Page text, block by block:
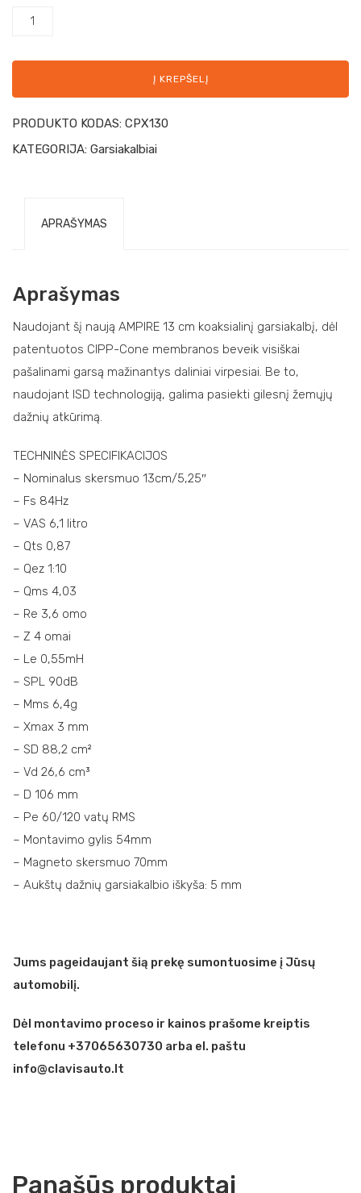
Į KREPŠELĮ
PRODUKTO KODAS: CPX130
KATEGORIJA: Garsiakalbiai
APRAŠYMAS
Aprašymas
Naudojant šį naują AMPIRE 13 cm koaksialinį garsiakalbį, dėl
patentuotos CIPP-Cone membranos beveik visiškai
pašalinami garsą mažinantys daliniai virpesiai. Be to,
naudojant ISD technologiją, galima pasiekti gilesnį žemųjų
dažnių atkūrimą.
TECHNINĖS SPECIFIKACIJOS
– Nominalus skersmuo 13cm/5,25″
– Fs 84Hz
– VAS 6,1 litro
– Qts 0,87
– Qez 1:10
– Qms 4,03
– Re 3,6 omo
– Z 4 omai
– Le 0,55mH
– SPL 90dB
– Mms 6,4g
– Xmax 3 mm
– SD 88,2 cm²
– Vd 26,6 cm³
– D 106 mm
– Pe 60/120 vatų RMS
– Montavimo gylis 54mm
– Magneto skersmuo 70mm
– Aukštų dažnių garsiakalbio iškyša: 5 mm
Jums pageidaujant šią prekę sumontuosime į Jūsų
automobilį.
Dėl montavimo proceso ir kainos prašome kreiptis
telefonu +37065630730 arba el. paštu
info@clavisauto.lt
Panašūs produktai